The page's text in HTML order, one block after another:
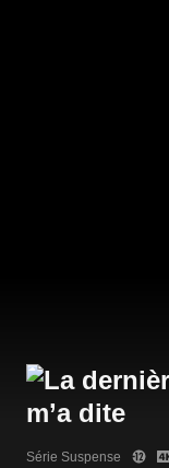
Série Suspense